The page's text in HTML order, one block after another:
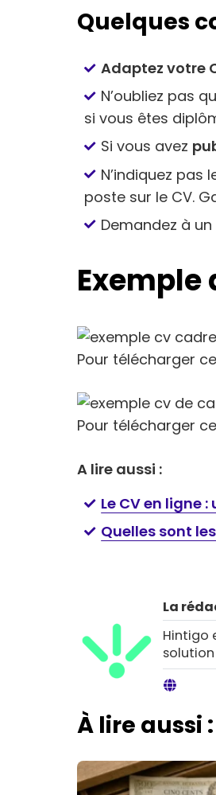
Quelques
Adaptez votre
N’oubliez pas
si vous êtes
Si vous avez
N’indiquez
poste sur le CV.
Demandez à
Exemple
Pour télécharger
Pour télécharger
A lire aussi :
Le CV en ligne
Quelles sont
La
Hintigo
À lire aussi :